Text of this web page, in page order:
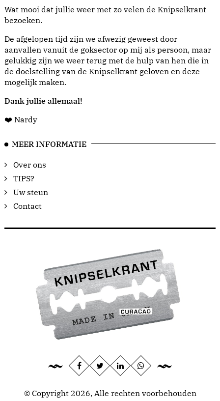
Wat mooi dat jullie weer met zo velen de Knipselkrant
bezoeken.
De afgelopen tijd zijn we afwezig geweest door
aanvallen vanuit de goksector op mij als persoon, maar
gelukkig zijn we weer terug met de hulp van hen die in
de doelstelling van de Knipselkrant geloven en deze
mogelijk maken.
Dank jullie allemaal!
❤️ Nardy
MEER INFORMATIE
Over ons
TIPS?
Uw steun
Contact
© Copyright 2026, Alle rechten voorbehouden